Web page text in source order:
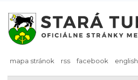
mapa stránok rss facebook english